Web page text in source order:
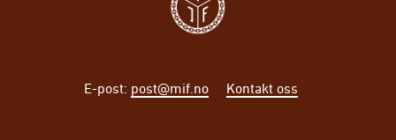
E-post: post@mif.no Kontakt oss